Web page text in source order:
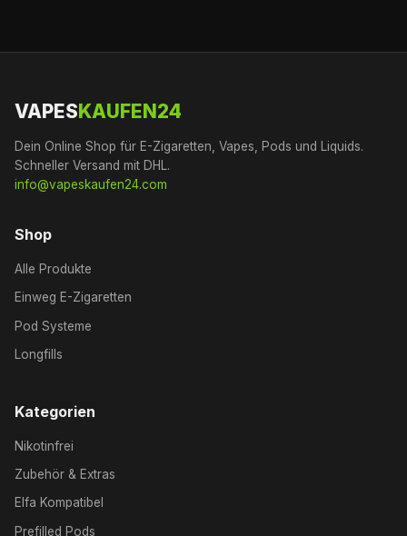
VAPESKAUFEN24
Dein Online Shop für E-Zigaretten, Vapes, Pods und Liquids.
Schneller Versand mit DHL.
info@vapeskaufen24.com
Shop
Alle Produkte
Einweg E-Zigaretten
Pod Systeme
Longfills
Kategorien
Nikotinfrei
Zubehör & Extras
Elfa Kompatibel
Prefilled Pods